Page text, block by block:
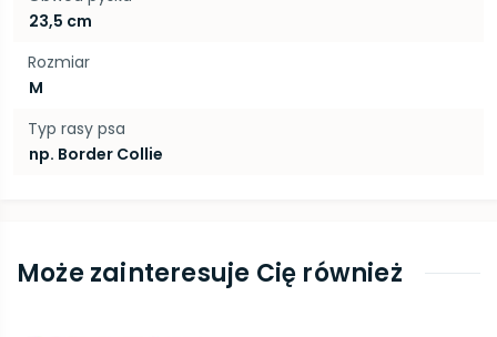
23,5 cm
Rozmiar
M
Typ rasy psa
np. Border Collie
Może zainteresuje Cię również